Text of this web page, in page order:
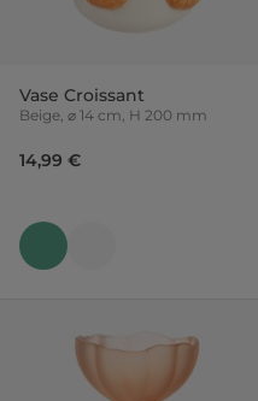
Vase Croissant
Beige, ⌀ 14 cm, H 200 mm
14,99 €